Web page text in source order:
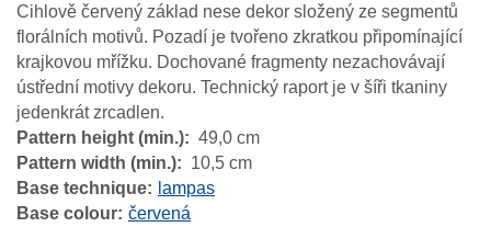
Cihlově červený základ nese dekor složený ze segmentů
florálních motivů. Pozadí je tvořeno zkratkou připomínající
krajkovou mřížku. Dochované fragmenty nezachovávají
ústřední motivy dekoru. Technický raport je v šíři tkaniny
jedenkrát zrcadlen.
Pattern height (min.)
49,0 cm
Pattern width (min.)
10,5 cm
Base technique
lampas
Base colour červená